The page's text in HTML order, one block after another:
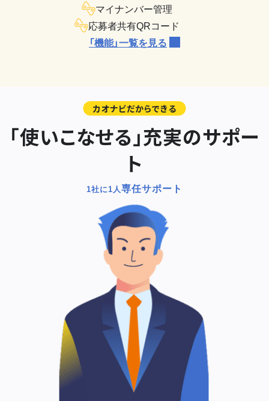
マイナンバー管理
応募者共有QRコード
「機能」一覧を見る
カオナビだからできる
「使いこなせる」充実のサポー
ト
1社に1人専任サポート